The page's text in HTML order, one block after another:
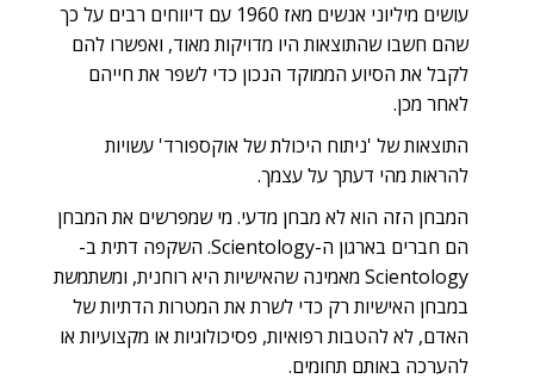
עושים מיליוני אנשים מאז 1960 עם דיווחים רבים על כך
שהם חשבו שהתוצאות היו מדויקות מאוד, ואפשרו להם
לקבל את הסיוע הממוקד הנכון כדי לשפר את חייהם
לאחר מכן.
התוצאות של 'ניתוח היכולת של אוקספורד' עשויות
להראות מהי דעתך על עצמך.
המבחן הזה הוא לא מבחן מדעי. מי שמפרשים את המבחן
הם חברים בארגון ה-Scientology. השקפה דתית ב-
Scientology מאמינה שהאישיות היא רוחנית, ומשתמשת
במבחן האישיות רק כדי לשרת את המטרות הדתיות של
האדם, לא להטבות רפואיות, פסיכולוגיות או מקצועיות או
להערכה באותם תחומים.